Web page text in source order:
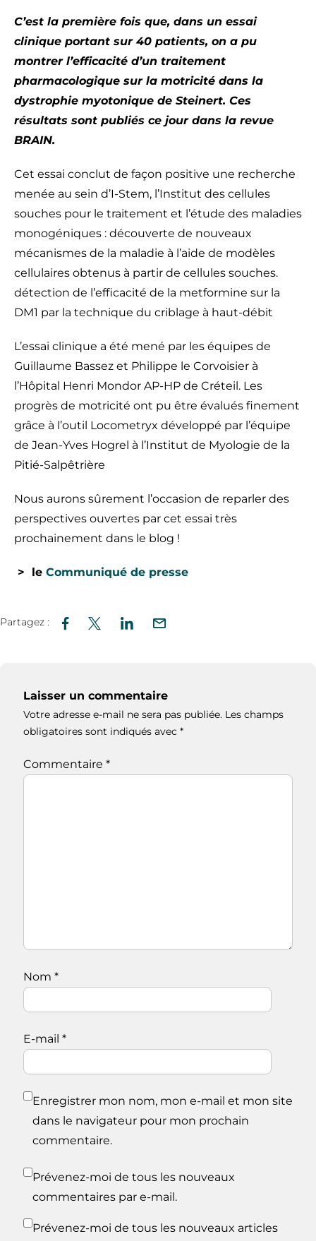
C’est la première fois que, dans un essai
clinique portant sur 40 patients, on a pu
montrer l’efficacité d’un traitement
pharmacologique sur la motricité dans la
dystrophie myotonique de Steinert. Ces
résultats sont publiés ce jour dans la revue
BRAIN.
Cet essai conclut de façon positive une recherche
menée au sein d’I-Stem, l’Institut des cellules
souches pour le traitement et l’étude des maladies
monogéniques : découverte de nouveaux
mécanismes de la maladie à l’aide de modèles
cellulaires obtenus à partir de cellules souches.
détection de l’efficacité de la metformine sur la
DM1 par la technique du criblage à haut-débit
L’essai clinique a été mené par les équipes de
Guillaume Bassez et Philippe le Corvoisier à
l’Hôpital Henri Mondor AP-HP de Créteil. Les
progrès de motricité ont pu être évalués finement
grâce à l’outil Locometryx développé par l’équipe
de Jean-Yves Hogrel à l’Institut de Myologie de la
Pitié-Salpêtrière
Nous aurons sûrement l’occasion de reparler des
perspectives ouvertes par cet essai très
prochainement dans le blog !
> le Communiqué de presse
Partagez :
Laisser un commentaire
Votre adresse e-mail ne sera pas publiée. Les champs
obligatoires sont indiqués avec *
Commentaire *
Nom *
E-mail *
Enregistrer mon nom, mon e-mail et mon site
dans le navigateur pour mon prochain
commentaire.
Prévenez-moi de tous les nouveaux
commentaires par e-mail.
Prévenez-moi de tous les nouveaux articles